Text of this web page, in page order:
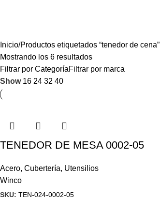
Inicio Productos etiquetados “tenedor de cena”
Mostrando los 6 resultados
Filtrar por CategoríaFiltrar por marca
Show 16 24 32 40
TENEDOR DE MESA 0002-05
Acero, Cubertería, Utensilios
Winco
SKU: TEN-024-0002-05